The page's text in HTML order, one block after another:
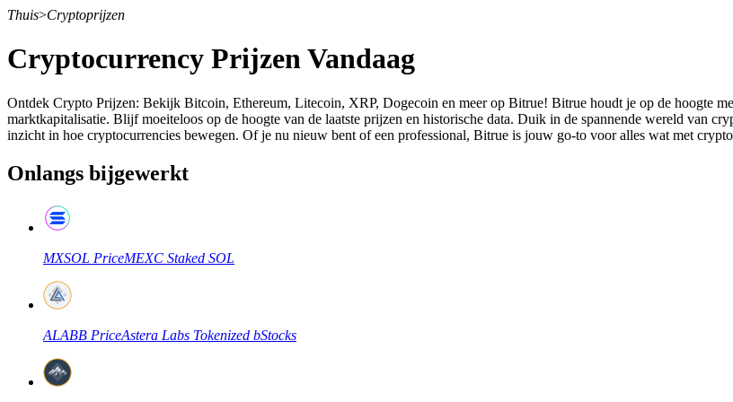
Futures met USDT als onderpand
Thuis>Cryptoprijzen
Cryptocurrency Prijzen Vandaag
Ontdek Crypto Prijzen: Bekijk Bitcoin, Ethereum, Litecoin, XRP, Dogecoin en meer op Bitrue! Bitrue houdt je op de hoogte
marktkapitalisatie. Blijf moeiteloos op de hoogte van de laatste prijzen en historische data. Duik in de spannende wereld van
inzicht in hoe cryptocurrencies bewegen. Of je nu nieuw bent of een professional, Bitrue is jouw go-to voor alles wat met
Onlangs bijgewerkt
MXSOL PriceMEXC Staked SOL
ALABB PriceAstera Labs Tokenized bStocks